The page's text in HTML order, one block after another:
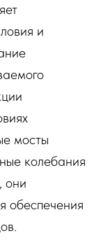
и
мосты
колебания
они
обеспечения